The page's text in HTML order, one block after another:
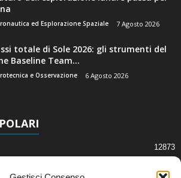
ed Esplorazione Spaziale 7 Agosto 2026
totale di Sole 2026: gli strumenti del
Baseline Team...
e Osservazione 6 Agosto 2026
12873